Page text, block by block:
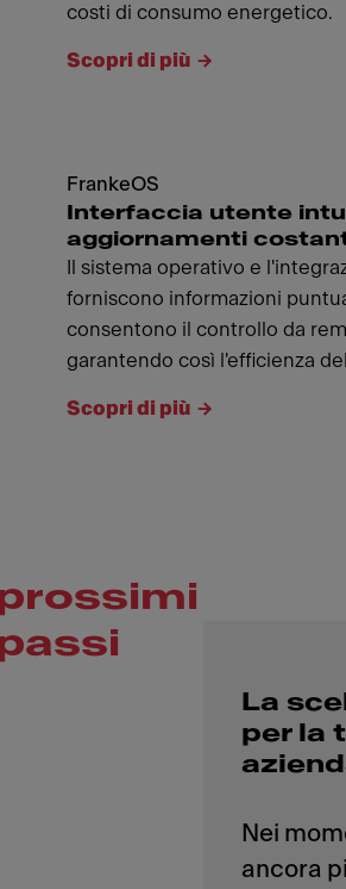
costi di consumo energetico.
Scopri di più
FrankeOS
Interfaccia utente
aggiornamenti
Il sistema operativo e
forniscono informazioni
consentono il controllo da
garantendo così l'efficienza
Scopri di più
La
per la
Nei
ancora